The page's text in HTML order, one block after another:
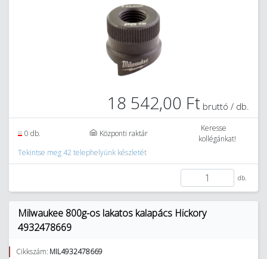
18 542,00 Ft bruttó / db.
0 db. Központi raktár
Keresse
kollégánkat!
Tekintse meg 42 telephelyünk készletét
db.
Milwaukee 800g-os lakatos kalapács Hickory
4932478669
Cikkszám: MIL4932478669